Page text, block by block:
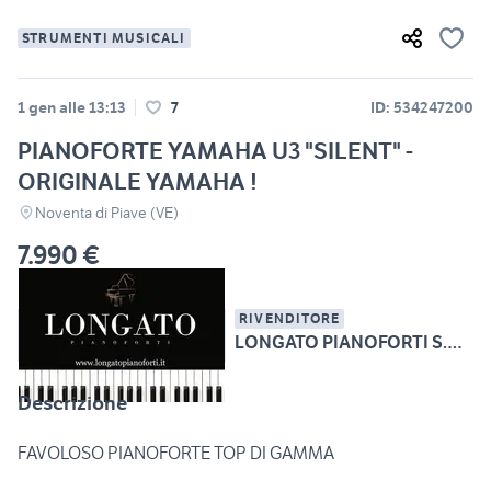
STRUMENTI MUSICALI
1 gen alle 13:13 7 ID: 534247200
PIANOFORTE YAMAHA U3 "SILENT" -
ORIGINALE YAMAHA !
Noventa di Piave (VE)
7.990 €
RIVENDITORE
LONGATO PIANOFORTI S.R.L.
Descrizione
FAVOLOSO PIANOFORTE TOP DI GAMMA